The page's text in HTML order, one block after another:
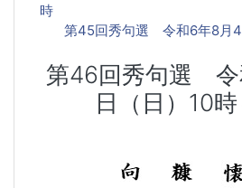
時
第45回秀句選 令和6年8月4
第46回秀句選 令
日（日）10